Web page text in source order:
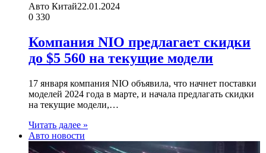
Авто Китай22.01.2024
0 330
Компания NIO предлагает скидки
до $5 560 на текущие модели
17 января компания NIO объявила, что начнет поставки
моделей 2024 года в марте, и начала предлагать скидки
на текущие модели,…
Читать далее »
Авто новости